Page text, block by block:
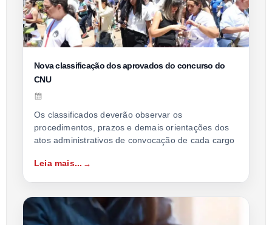
Nova classificação dos aprovados do concurso do
CNU
Os classificados deverão observar os
procedimentos, prazos e demais orientações dos
atos administrativos de convocação de cada cargo
Leia mais...